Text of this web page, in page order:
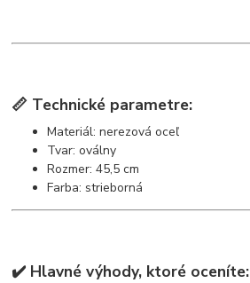
📏 Technické parametre:
Materiál: nerezová oceľ
Tvar: oválny
Rozmer: 45,5 cm
Farba: strieborná
✔️ Hlavné výhody, ktoré oceníte: